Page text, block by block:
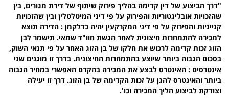
"דרך הביצוע של דין קדימה בהליך פירוק שיתוף של דירת מגורים, בין
שהזכויות אובליגטוריות והפירוק על פי דיני המיטלטלין ובין שהזכויות
קנייניות והפירוק על פי דיני המקרקעין יהיה כדלקמן : הדירה תוצא
למכירה להתמחרות חיצונית לאחר הגשת חוו"ד שמאי. תישמר לבן
הזוג זכות קדימה לרכוש את חלקו של בן הזוג האחר על פי תנאי השוק,
בסכום הגבוה ביותר שיוצע בהתמחרות החיצונית. בדרך זו מוגנים שני
אינטרסים : האינטרס לבצע את המכירה בהקדם האפשרי במחיר הגבוה
ביותר והאינטרס להגן על זכות הקדימה של בן הזוג. דרך זו יעילה
וצודקת לביצוע הליך המכירה וכו'.